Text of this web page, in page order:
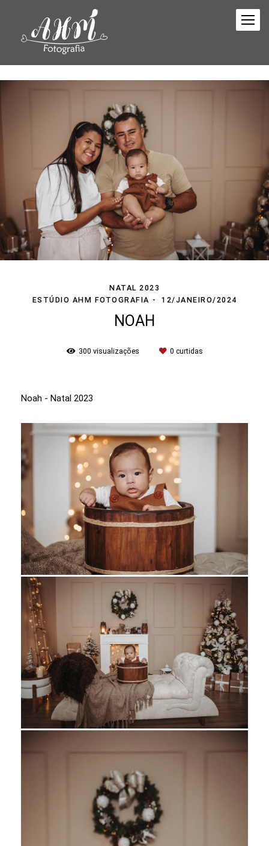
NATAL 2023
ESTÚDIO AHM FOTOGRAFIA
12/JANEIRO/2024
NOAH
300 visualizações 0 curtidas
Noah - Natal 2023